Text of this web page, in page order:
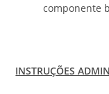
componente
INSTRUÇÕES